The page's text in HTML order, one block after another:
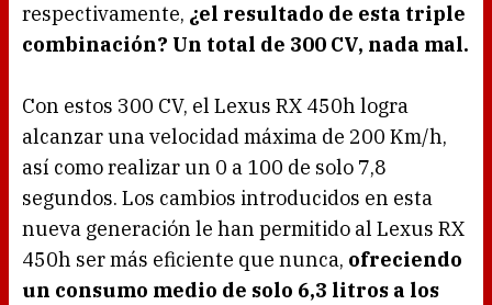
respectivamente, ¿el resultado de esta triple
combinación? Un total de 300 CV, nada mal.
Con estos 300 CV, el Lexus RX 450h logra
alcanzar una velocidad máxima de 200 Km/h,
así como realizar un 0 a 100 de solo 7,8
segundos. Los cambios introducidos en esta
nueva generación le han permitido al Lexus RX
450h ser más eficiente que nunca, ofreciendo
un consumo medio de solo 6,3 litros a los